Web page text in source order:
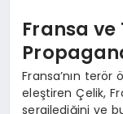
Fransa
Fransa’nın terör
eleştiren Çelik,
sergilediğini ve